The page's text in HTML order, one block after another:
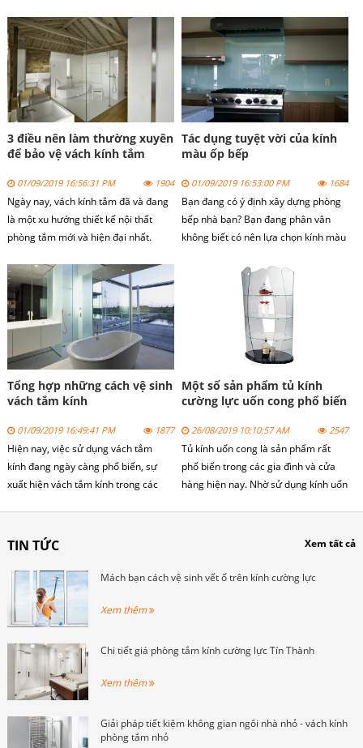
tầng hiện đại, những căn phòng nhà
tắm có diện tích nhỏ hẹp.
thi công, lên phương án xác định
được kính thước, lập bản vẽ, thi công
và lắp đặt kính bếp.
3 điều nên làm thường xuyên
để bảo vệ vách kính tắm
01/09/2019 16:56:31 PM 1904
Ngày nay, vách kính tắm đã và đang
là một xu hướng thiết kế nội thất
phòng tắm mới và hiện đại nhất.
cabin phòng tắm và vách ngăn
phòng tắm, do vậy trong quá trình sử
dụng vách kính tắm nên được bảo vệ
và chăm sóc kĩ càng.
Tác dụng tuyệt vời của kính
màu ốp bếp
01/09/2019 16:53:00 PM 1684
Bạn đang có ý định xây dựng phòng
bếp nhà bạn? Bạn đang phân vân
không biết có nên lựa chọn kính màu
bạn. Với vai trò là một chuyên gia
trong ngành, bài viết dưới đây sẽ
cung cấp cho bạn những gợi ý giúp
bạn giải quyết các thắc mắc trên.
Tổng hợp những cách vệ sinh
vách tắm kính
01/09/2019 16:49:41 PM 1877
Hiện nay, việc sử dụng vách tắm
kính đang ngày càng phổ biến, sự
xuất hiện vách tắm kính trong các
các khu chung cư cao cấp như Time
Một số sản phẩm tủ kính
cường lực uốn cong phổ biến
26/08/2019 10:10:57 AM 2547
Tủ kính uốn cong là sản phẩm rất
phổ biến trong các gia đình và cửa
hàng hiện nay. Nhờ sử dụng kính uốn
TIN TỨC Xem tất cả
Mách bạn cách vệ sinh vết ố trên kính cường lực
Xem thêm
Chi tiết giá phòng tắm kính cường lực Tín Thành
Xem thêm
Giải pháp tiết kiệm không gian ngôi nhà nhỏ - vách kính
phòng tắm nhỏ